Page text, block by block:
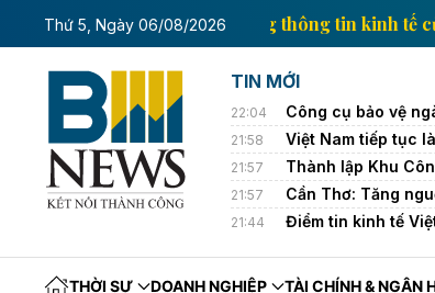
Thứ 5, Ngày 06/08/2026
Thông tấn xã Việt Nam Trang thông
TIN MỚI
22:04 Công cụ bảo vệ
21:58 Việt Nam tiếp tục
21:57 Thành lập Khu
21:57 Cần Thơ: Tăng
21:44 Điểm tin kinh tế
THỜI SỰ DOANH NGHIỆP TÀI CHÍNH & NGÂN